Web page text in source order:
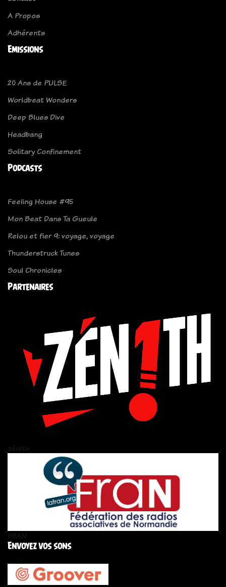
A Propos
Adhérents
Emissions
20 Ans de PULSE
Worldbeat Wonders
Deep Blues Dive
Headbang
Solitary Confinement
Podcasts
Feeling House #95
Mon Beat Dans Ta Gueule
Relou et fier 9: voyage, voyage
Thunderstruck Tunes
Soul Chronicles
Partenaires
Envoyez vos sons